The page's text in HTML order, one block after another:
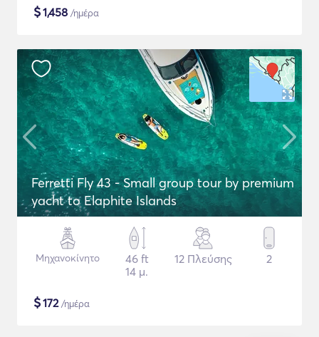
$1,458 /ημέρα
Ferretti Fly 43 - Small group tour by premium
yacht to Elaphite Islands
Μηχανοκίνητο
46 ft
14 μ.
12 Πλεύσης 2
$172/ημέρα